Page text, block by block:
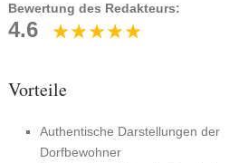
Bewertung des Redakteurs:
4.6
Vorteile
Authentische Darstellungen der
Dorfbewohner